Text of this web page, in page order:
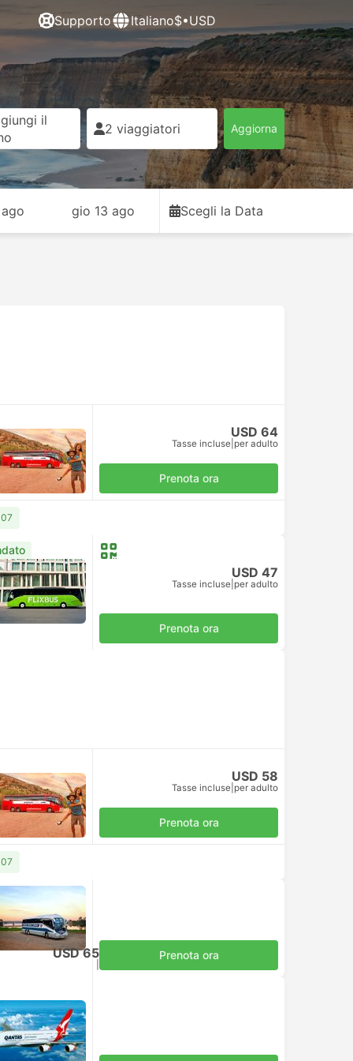
Supporto Italiano$•USD
il
2 viaggiatori Aggiorna
gio 13 ago Scegli la Data
USD 64
Tasse incluse per adulto
Prenota ora
USD 47
Tasse incluse per adulto
Prenota ora
USD 58
Tasse incluse per adulto
Prenota ora
USD 65 Prenota ora